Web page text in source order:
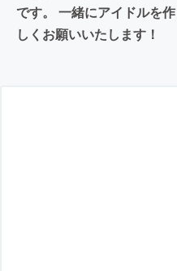
です。 一緒にアイドルを
しくお願いいたします！